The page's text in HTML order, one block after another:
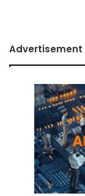
Advertisement